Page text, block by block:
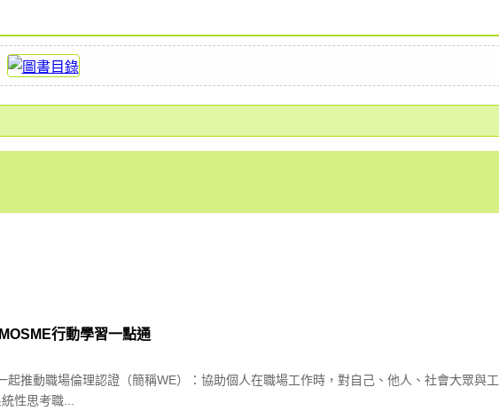
行動學習一點通
推動職場倫理認證（簡稱WE）：協助個人在職場工作時，對自己、他人、社會大眾與工
性思考職...